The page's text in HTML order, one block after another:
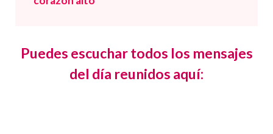
Puedes escuchar todos los mensajes
del día reunidos aquí: